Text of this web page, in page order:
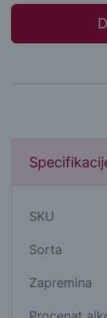
SKU
Sorta
Zapremina